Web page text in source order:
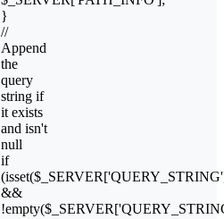
}
//
Append
the
query
string if
it exists
and isn't
null
if
&&